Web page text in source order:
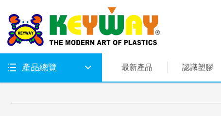
產品總覽 最新產品 認識塑膠